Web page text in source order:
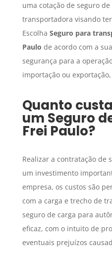
uma cotação de seguro
transportadora visando
Escolha Seguro para
Paulo de acordo com a
segurança para a
importação ou
Quanto
um Seguro
Frei Paulo?
Realizar a contratação de
um investimento
empresa, os custos são
com a carga e trecho de
seguro de carga para
eficaz, com o intuito de
eventuais prejuízos